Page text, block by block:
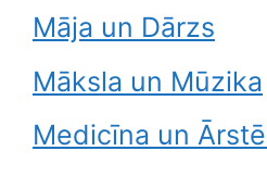
Māja un Dārzs
Māksla un Mūzika
Medicīna un